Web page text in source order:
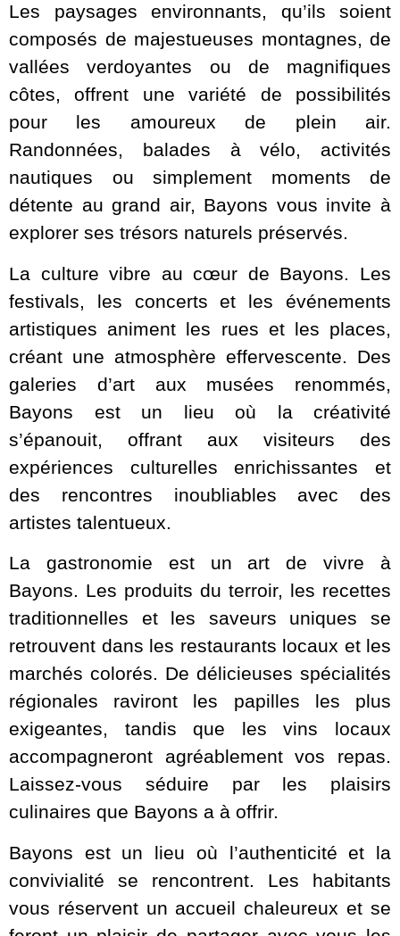
Les paysages environnants, qu’ils soient
composés de majestueuses montagnes, de
vallées verdoyantes ou de magnifiques
côtes, offrent une variété de possibilités
pour les amoureux de plein air.
Randonnées, balades à vélo, activités
nautiques ou simplement moments de
détente au grand air, Bayons vous invite à
explorer ses trésors naturels préservés.
La culture vibre au cœur de Bayons. Les
festivals, les concerts et les événements
artistiques animent les rues et les places,
créant une atmosphère effervescente. Des
galeries d’art aux musées renommés,
Bayons est un lieu où la créativité
s’épanouit, offrant aux visiteurs des
expériences culturelles enrichissantes et
des rencontres inoubliables avec des
artistes talentueux.
La gastronomie est un art de vivre à
Bayons. Les produits du terroir, les recettes
traditionnelles et les saveurs uniques se
retrouvent dans les restaurants locaux et les
marchés colorés. De délicieuses spécialités
régionales raviront les papilles les plus
exigeantes, tandis que les vins locaux
accompagneront agréablement vos repas.
Laissez-vous séduire par les plaisirs
culinaires que Bayons a à offrir.
Bayons est un lieu où l’authenticité et la
convivialité se rencontrent. Les habitants
vous réservent un accueil chaleureux et se